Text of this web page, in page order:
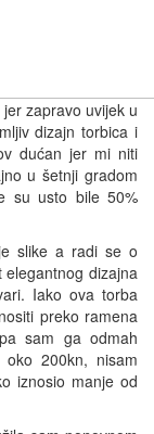
zapravo uvijek u
dizajn torbica i
dućan jer mi niti
u šetnji gradom
su usto bile 50%
slike a radi se o
dizajna
Iako ova torba
preko ramena
sam ga odmah
200kn, nisam
iznosio manje od